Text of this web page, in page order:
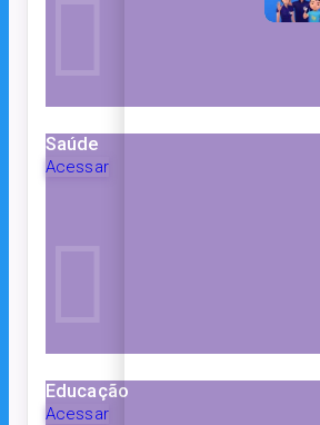
Saúde
Acessar
Educação
Acessar